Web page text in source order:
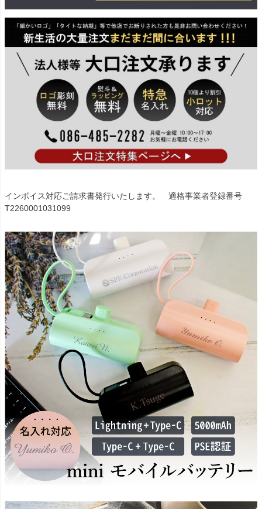
インボイス対応ご請求書発行いたします。 適格事業者登録番号
T2260001031099